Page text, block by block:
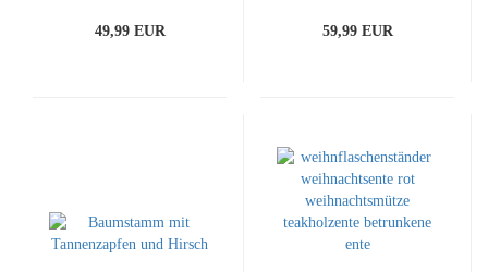
49,99 EUR 59,99 EUR